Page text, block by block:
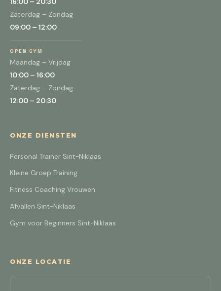
Zaterdag – Zondag
09:00 – 12:00
OPEN GYM
Maandag – Vrijdag
10:00 – 16:00
Zaterdag – Zondag
12:00 – 20:30
ONZE DIENSTEN
Personal Trainer Sint-Niklaas
Kleine Groep Training
Fitness Coaching Vrouwen
Afvallen Sint-Niklaas
Gym voor Beginners Sint-Niklaas
ONZE LOCATIE